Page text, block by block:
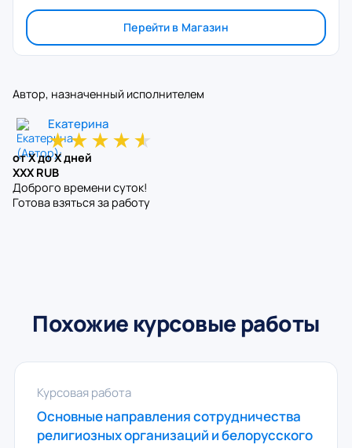
Перейти в Магазин
Автор, назначенный исполнителем
Екатерина
★★★★★
от X до X дней
XXX RUB
Доброго времени суток!
Готова взяться за работу
Похожие курсовые работы
Курсовая работа
Основные направления сотрудничества
религиозных организаций и белорусского